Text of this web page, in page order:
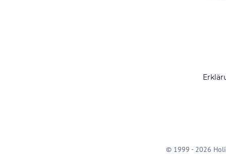
© 1999 - 2026